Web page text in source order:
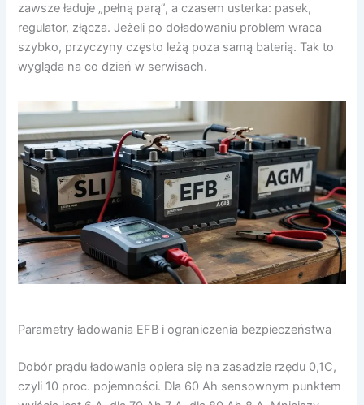
zawsze ładuje „pełną parą”, a czasem usterka: pasek,
regulator, złącza. Jeżeli po doładowaniu problem wraca
szybko, przyczyny często leżą poza samą baterią. Tak to
wygląda na co dzień w serwisach.
Parametry ładowania EFB i ograniczenia bezpieczeństwa
Dobór prądu ładowania opiera się na zasadzie rzędu 0,1C,
czyli 10 proc. pojemności. Dla 60 Ah sensownym punktem